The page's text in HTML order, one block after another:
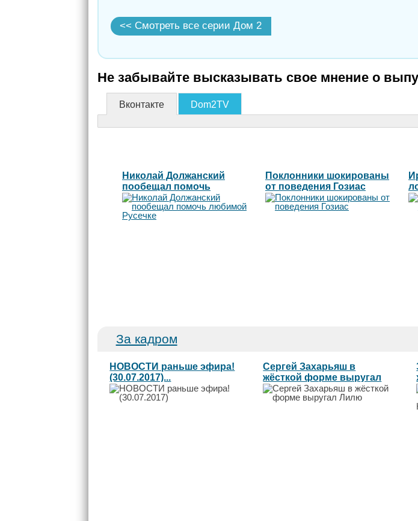
<< Смотреть все серии Дом 2
Не забывайте высказывать свое мнение о
Вконтакте Dom2TV
Николай Должанский
пообещал помочь
любимой Русечке
Поклонники шокированы
от поведения Гозиас
За кадром
НОВОСТИ раньше эфира!
(30.07.2017)...
Сергей Захарьяш в
жёсткой форме выругал
Лилю...